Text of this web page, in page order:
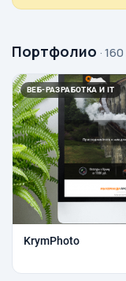
Портфолио · 160
ВЕБ-РАЗРАБОТКА И IT
KrymPhoto